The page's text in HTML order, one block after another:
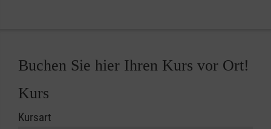
Buchen Sie hier Ihren Kurs vor Ort!
Kurs
Kursart